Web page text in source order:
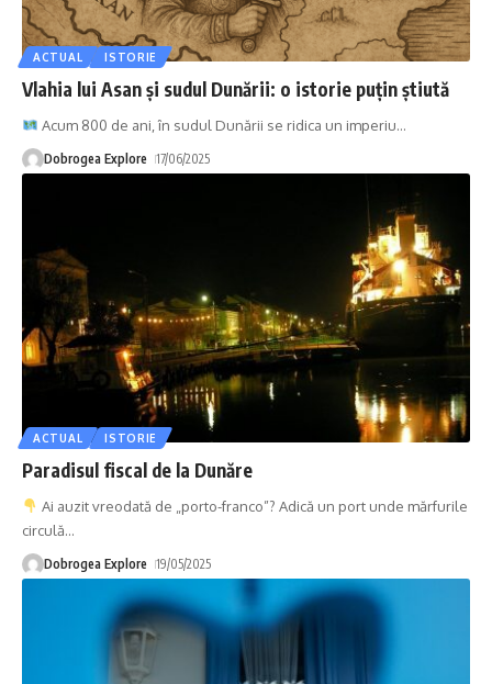
ACTUAL ISTORIE
Vlahia lui Asan și sudul Dunării: o istorie puțin știută
Acum 800 de ani, în sudul Dunării se ridica un imperiu…
Dobrogea Explore 17/06/2025
ACTUAL ISTORIE
Paradisul fiscal de la Dunăre
Ai auzit vreodată de „porto-franco”? Adică un port unde mărfurile
circulă…
Dobrogea Explore 19/05/2025